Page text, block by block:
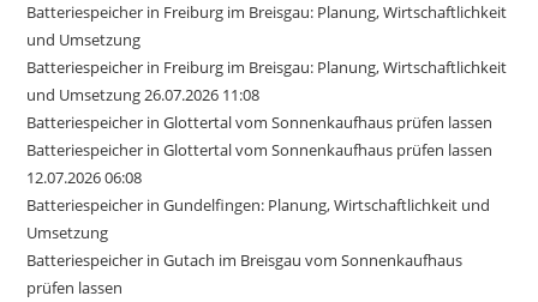
Batteriespeicher in Freiburg im Breisgau: Planung, Wirtschaftlichkeit
und Umsetzung
Batteriespeicher in Freiburg im Breisgau: Planung, Wirtschaftlichkeit
und Umsetzung 26.07.2026 11:08
Batteriespeicher in Glottertal vom Sonnenkaufhaus prüfen lassen
Batteriespeicher in Glottertal vom Sonnenkaufhaus prüfen lassen
12.07.2026 06:08
Batteriespeicher in Gundelfingen: Planung, Wirtschaftlichkeit und
Umsetzung
Batteriespeicher in Gutach im Breisgau vom Sonnenkaufhaus
prüfen lassen